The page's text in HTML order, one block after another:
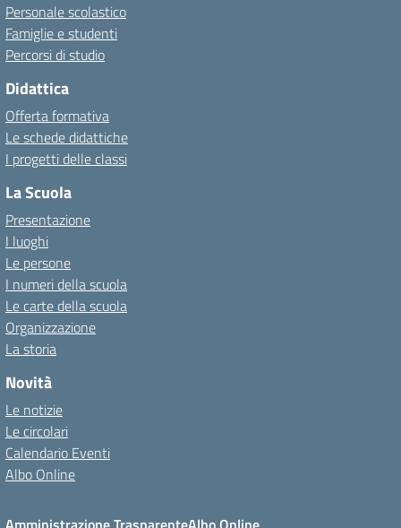
Personale scolastico
Famiglie e studenti
Percorsi di studio
Didattica
Offerta formativa
Le schede didattiche
I progetti delle classi
La Scuola
Presentazione
I luoghi
Le persone
I numeri della scuola
Le carte della scuola
Organizzazione
La storia
Novità
Le notizie
Le circolari
Calendario Eventi
Albo Online